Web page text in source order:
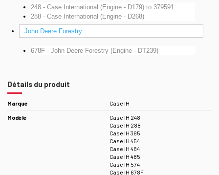
248 - Case International (Engine - D179) to 379591
288 - Case International (Engine - D268)
John Deere Forestry
678F - John Deere Forestry (Engine - DT239)
Détails du produit
Marque Case IH
Modèle
Case IH 248
Case IH 288
Case IH 385
Case IH 454
Case IH 484
Case IH 485
Case IH 574
Case IH 678F